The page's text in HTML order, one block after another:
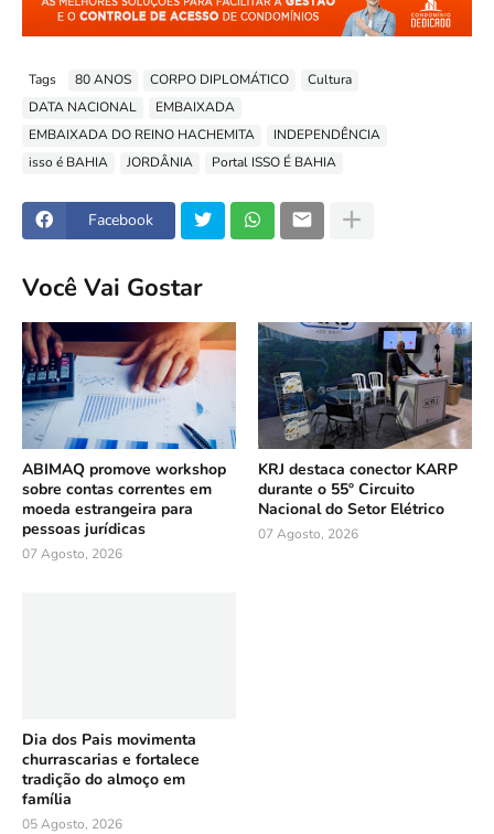
Tags 80 ANOS CORPO DIPLOMÁTICO
Cultura
DATA NACIONAL
EMBAIXADA
EMBAIXADA DO REINO HACHEMITA
INDEPENDÊNCIA
isso é BAHIA
JORDÂNIA Portal ISSO É BAHIA
Facebook
Você Vai Gostar
ABIMAQ promove workshop
sobre contas correntes em
moeda estrangeira para
pessoas jurídicas
07 Agosto, 2026
KRJ destaca conector KARP
durante o 55º Circuito
Nacional do Setor Elétrico
07 Agosto, 2026
Dia dos Pais movimenta
churrascarias e fortalece
tradição do almoço em
família
05 Agosto, 2026